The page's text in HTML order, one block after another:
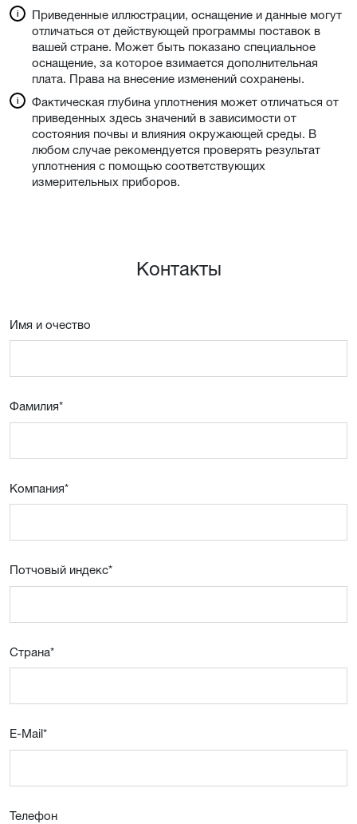
Приведенные иллюстрации, оснащение и данные могут
отличаться от действующей программы поставок в
вашей стране. Может быть показано специальное
оснащение, за которое взимается дополнительная
плата. Права на внесение изменений сохранены.
Фактическая глубина уплотнения может отличаться от
приведенных здесь значений в зависимости от
состояния почвы и влияния окружающей среды. В
любом случае рекомендуется проверять результат
уплотнения с помощью соответствующих
измерительных приборов.
Контакты
Имя и очествo
Фамилия*
Компания*
Потчовый индекс*
Страна*
E-Mail*
Телефон